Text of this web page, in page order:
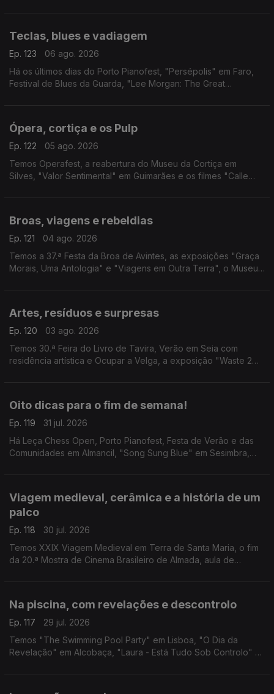
Teclas, blues e vadiagem
Ep. 123
06 ago. 2026
Há os últimos dias do Porto Pianofest, "Persépolis" em Faro,
Festival de Blues da Guarda, "Lee Morgan: The Great
Ópera, cortiça e os Pulp
Ep. 122
05 ago. 2026
Temos Operafest, a reabertura do Museu da Cortiça em
Silves, "Valor Sentimental" em Guimarães e os filmes "Calle
Broas, viagens e rebeldias
Ep. 121
04 ago. 2026
Temos a 37.ª Festa da Broa de Avintes, as exposições "Graça
Morais, Uma Antologia" e "Viagens em Outra Terra", o Museu
Artes, resíduos e surpresas
Ep. 120
03 ago. 2026
Temos 30.ª Feira do Livro de Tavira, Verão em Seia com
residência artística e Ocupar a Velga, a exposição "Waste 2
Oito dicas para o fim de semana!
Ep. 119
31 jul. 2026
Há Leça Chess Open, Porto Pianofest, Festa de Verão e das
Comunidades em Almancil, "Song Sung Blue" em Sesimbra,
Viagem medieval, cerâmica e a história de um
palco
Ep. 118
30 jul. 2026
Temos XXIX Viagem Medieval em Terra de Santa Maria, o fim
da 20.ª Mostra de Cinema Brasileiro de Almada, aula de
Na piscina, com revelações e descontrolo
Ep. 117
29 jul. 2026
Temos "The Swimming Pool Party" em Lisboa, "O Dia da
Revelação" em Alcobaça, "Laura - Está Tudo Sob Controlo" e